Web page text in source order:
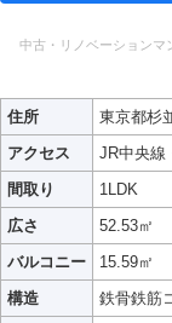
中古・リノベーションマ
住所
東京都杉
アクセス
JR中央線
間取り
1LDK
広さ
52.53㎡
バルコニー
15.59㎡
構造
鉄骨鉄筋